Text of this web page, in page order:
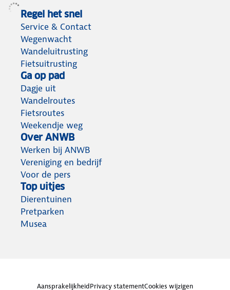
Regel het snel
Service & Contact
Wegenwacht
Wandeluitrusting
Fietsuitrusting
Ga op pad
Dagje uit
Wandelroutes
Fietsroutes
Weekendje weg
Over ANWB
Werken bij ANWB
Vereniging en bedrijf
Voor de pers
Top uitjes
Dierentuinen
Pretparken
Musea
AansprakelijkheidPrivacy statementCookies wijzigen